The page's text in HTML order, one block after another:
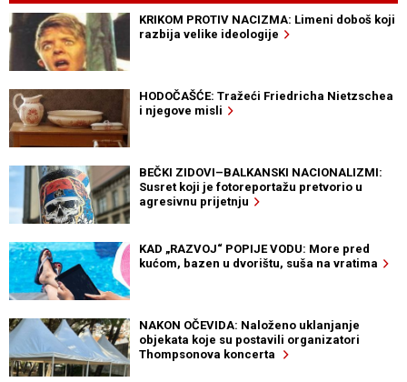
KRIKOM PROTIV NACIZMA: Limeni doboš koji
razbija velike ideologije
HODOČAŠĆE: Tražeći Friedricha Nietzschea
i njegove misli
BEČKI ZIDOVI–BALKANSKI NACIONALIZMI:
Susret koji je fotoreportažu pretvorio u
agresivnu prijetnju
KAD „RAZVOJ“ POPIJE VODU: More pred
kućom, bazen u dvorištu, suša na vratima
NAKON OČEVIDA: Naloženo uklanjanje
objekata koje su postavili organizatori
Thompsonova koncerta